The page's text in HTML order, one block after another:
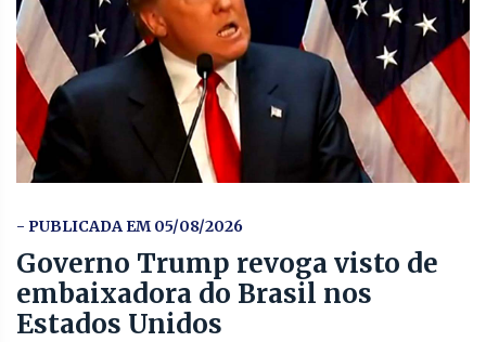
- PUBLICADA EM 05/08/2026
Governo Trump revoga visto de
embaixadora do Brasil nos
Estados Unidos